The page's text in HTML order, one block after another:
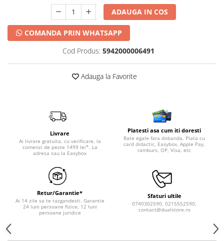
ADAUGA IN COS
COMANDA PRIN WHATSAPP
Cod Produs: 5942000006491
Adauga la Favorite
Livrare
Ai livrare gratuita, cu verificare, la
comenzi de peste 1499 lei*. La
adresa sau la Easybox
Platesti asa cum iti doresti
Rate egale fara dobanda, Plata cu
card didactic, Easybox, Apple Pay,
ramburs, OP, Visa, etc
Retur/Garantie*
Ai 14 zile sa te razgandesti. Garantie
24 luni persoane fizice, 12 luni
persoane juridice
Sfaturi ultile
0740302590, 0215552590,
contact@dualstore.ro